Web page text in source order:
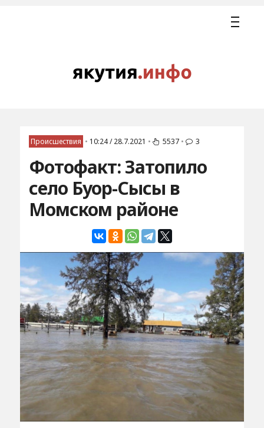
Происшествия • 10:24 / 28.7.2021 • 5537 • 3
Фотофакт: Затопило
село Буор-Сысы в
Момском районе